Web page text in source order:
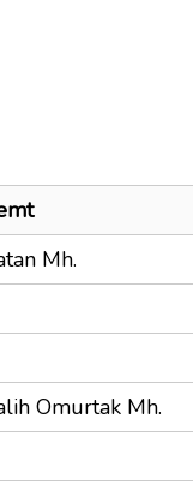
Mh.
Omurtak Mh.